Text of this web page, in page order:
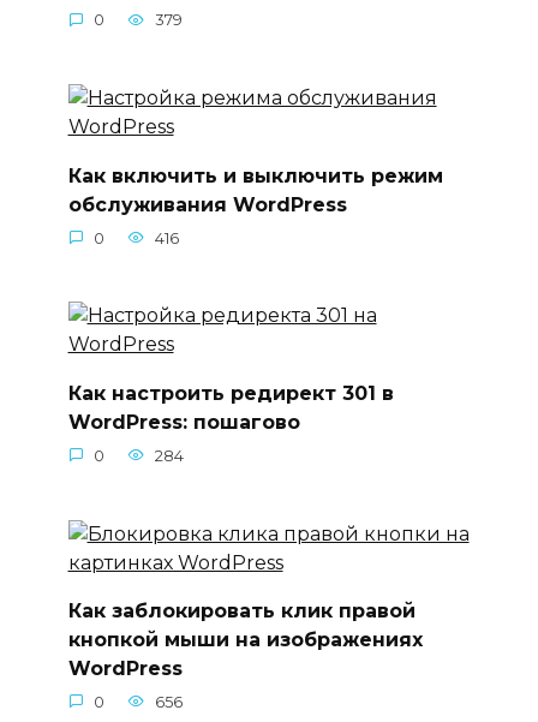
0 379
Как включить и выключить режим
обслуживания WordPress
0 416
Как настроить редирект 301 в
WordPress: пошагово
0 284
Как заблокировать клик правой
кнопкой мыши на изображениях
WordPress
0 656